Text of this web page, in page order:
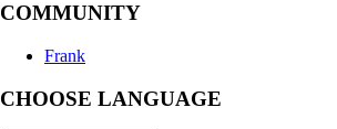
COMMUNITY
Frank
CHOOSE LANGUAGE